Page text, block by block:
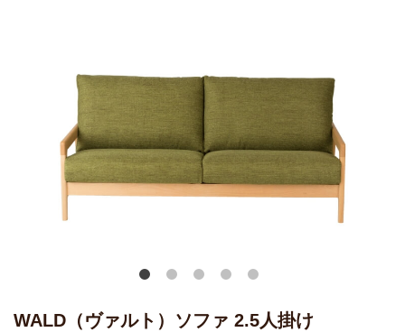
WALD（ヴァルト）ソファ 2.5人掛け